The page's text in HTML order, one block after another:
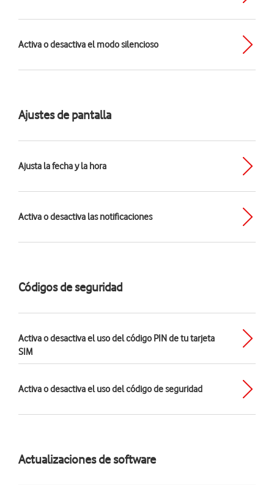
Activa o desactiva el modo silencioso
Ajustes de pantalla
Ajusta la fecha y la hora
Activa o desactiva las notificaciones
Códigos de seguridad
Activa o desactiva el uso del código PIN de tu tarjeta
SIM
Activa o desactiva el uso del código de seguridad
Actualizaciones de software